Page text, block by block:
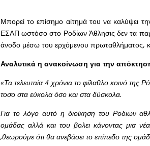
Μπορεί το επίσημο αίτημά του να καλύψει
ΕΣΑΠ ωστόσο στο Ροδίων Άθλησις δεν τα
άνοδο μέσω του ερχόμενου πρωταθλήματος,
Αναλυτικά η ανακοίνωση για την
«Τα τελευταία 4 χρόνια το φίλαθλο κοινό της
τοσο στα εύκολα όσο και στα δύσκολα.
Για το λόγο αυτό η διοίκηση του Ροδιων
ομάδας αλλά και του βολει κάνοντας μια
,θεωρούμε ότι θα ανεβάσει το επίπεδο της